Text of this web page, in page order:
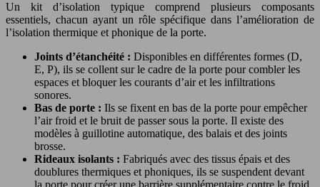
Un kit d’isolation typique comprend plusieurs composants
essentiels, chacun ayant un rôle spécifique dans l’amélioration de
l’isolation thermique et phonique de la porte.
Joints d’étanchéité : Disponibles en différentes formes (D,
E, P), ils se collent sur le cadre de la porte pour combler les
espaces et bloquer les courants d’air et les infiltrations
sonores.
Bas de porte : Ils se fixent en bas de la porte pour empêcher
l’air froid et le bruit de passer sous la porte. Il existe des
modèles à guillotine automatique, des balais et des joints
brosse.
Rideaux isolants : Fabriqués avec des tissus épais et des
doublures thermiques et phoniques, ils se suspendent devant